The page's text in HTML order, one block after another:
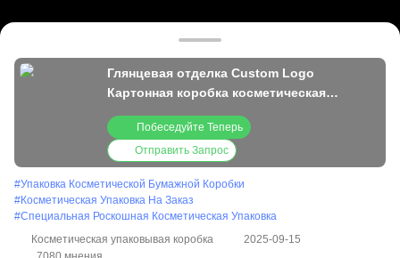
Глянцевая отделка Custom Logo
Картонная коробка косметическая
упаковка ящик УФ коробка для
парфюмерии по уходу за кожей
Побеседуйте Теперь
Отправить Запрос
#Упаковка Косметической Бумажной Коробки
#Косметическая Упаковка На Заказ
#Специальная Роскошная Косметическая Упаковка
Косметическая упаковывая коробка
2025-09-15